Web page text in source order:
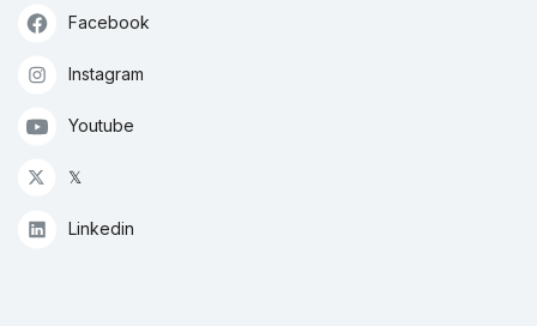
Facebook
Instagram
Youtube
𝕏
Linkedin